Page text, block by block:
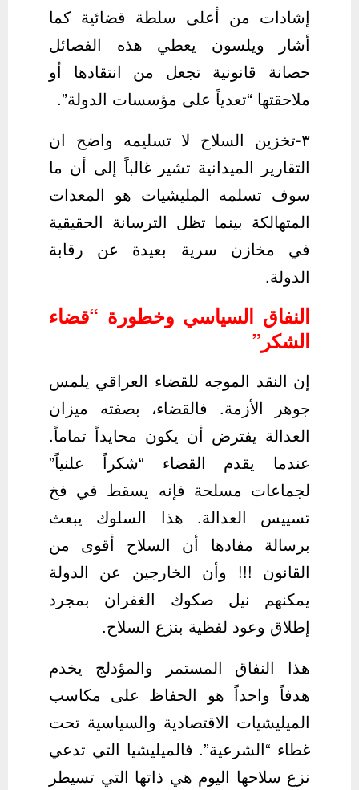
إشادات من أعلى سلطة قضائية كما
أشار ويلسون يعطي هذه الفصائل
حصانة قانونية تجعل من انتقادها أو
ملاحقتها “تعدياً على مؤسسات الدولة”.
٣-تخزين السلاح لا تسليمه واضح ان
التقارير الميدانية تشير غالباً إلى أن ما
سوف تسلمه المليشيات هو المعدات
المتهالكة بينما تظل الترسانة الحقيقية
في مخازن سرية بعيدة عن رقابة
الدولة.
النفاق السياسي وخطورة “قضاء
الشكر”
إن النقد الموجه للقضاء العراقي يلمس
جوهر الأزمة. فالقضاء، بصفته ميزان
العدالة يفترض أن يكون محايداً تماماً.
عندما يقدم القضاء “شكراً علنياً”
لجماعات مسلحة فإنه يسقط في فخ
تسييس العدالة. هذا السلوك يبعث
برسالة مفادها أن السلاح أقوى من
القانون !!! وأن الخارجين عن الدولة
يمكنهم نيل صكوك الغفران بمجرد
إطلاق وعود لفظية بنزع السلاح.
هذا النفاق المستمر والمؤدلج يخدم
هدفاً واحداً هو الحفاظ على مكاسب
الميليشيات الاقتصادية والسياسية تحت
غطاء “الشرعية”. فالميليشيا التي تدعي
نزع سلاحها اليوم هي ذاتها التي تسيطر